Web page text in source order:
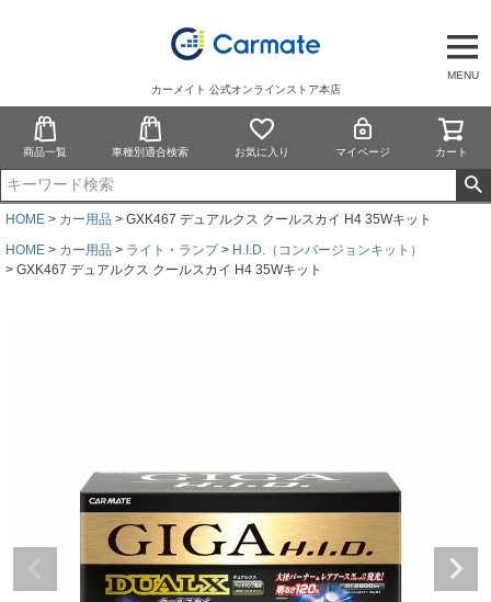
MENU
カーメイト 公式オンラインストア本店
商品一覧 車種別適合検索 お気に入り マイページ カート
HOME カー用品
GXK467 デュアルクス クールスカイ H4 35Wキット
HOME
カー用品 ライト・ランプ
H.I.D.（コンバージョンキット）
GXK467 デュアルクス クールスカイ H4 35Wキット